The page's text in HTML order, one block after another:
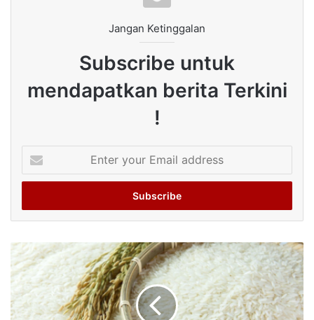
Jangan Ketinggalan
Subscribe untuk
mendapatkan berita Terkini
!
your
Email